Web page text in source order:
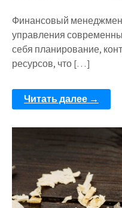
Финансовый
управления
себя планирование,
ресурсов, что […]
Читать далее →